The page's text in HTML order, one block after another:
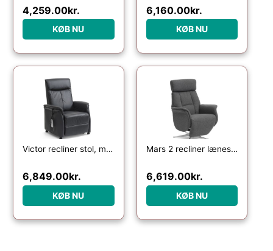
4,259.00kr.
KØB NU
6,160.00kr.
KØB NU
Victor recliner stol, m. 1 motor, sædeløft, vippefunktion, skammel, armlæn, hjul – sort læder/PVC
6,849.00kr.
KØB NU
Mars 2 recliner lænestol, manuel – antracitgrå stof og børstet aluminium
6,619.00kr.
KØB NU